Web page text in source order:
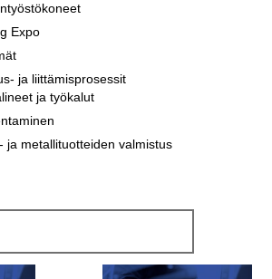
Expo
ja liittämisprosessit
ja työkalut
ja metallituotteiden valmistus